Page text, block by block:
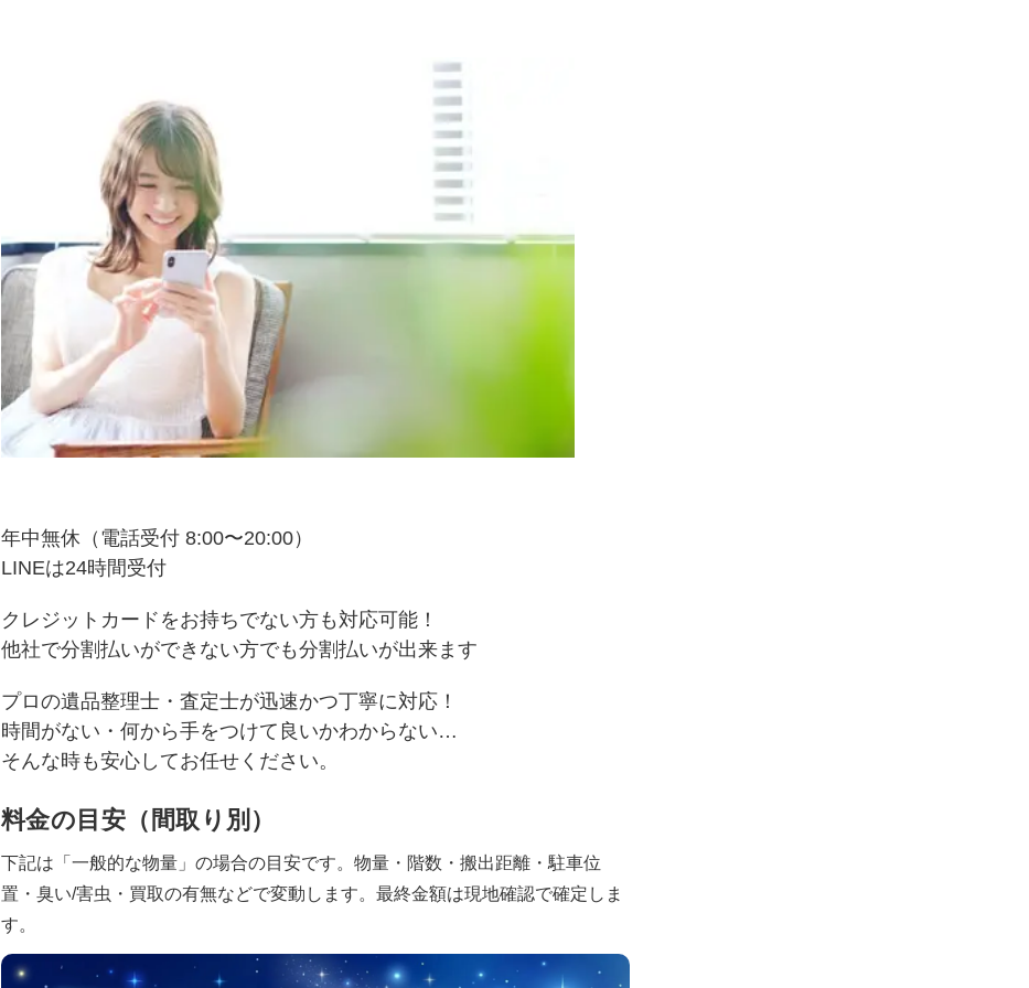
年中無休（電話受付 8:00〜20:00）
LINEは24時間受付
クレジットカードをお持ちでない方も対応可能！
他社で分割払いができない方でも分割払いが出来ます
プロの遺品整理士・査定士が迅速かつ丁寧に対応！
時間がない・何から手をつけて良いかわからない…
そんな時も安心してお任せください。
料金の目安（間取り別）
下記は「一般的な物量」の場合の目安です。物量・階数・搬出距離・駐車位
置・臭い/害虫・買取の有無などで変動します。最終金額は現地確認で確定しま
す。